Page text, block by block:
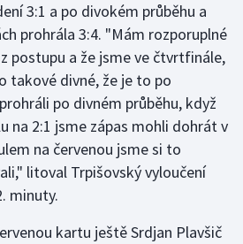
3:1 a po divokém průběhu a
prohrála 3:4. "Mám rozporuplné
postupu a že jsme ve čtvrtfinále,
takové divné, že je to po
po divném průběhu, když
na 2:1 jsme zápas mohli dohrát v
na červenou jsme si to
litoval Trpišovský vyloučení
minuty.
kartu ještě Srdjan Plavšič